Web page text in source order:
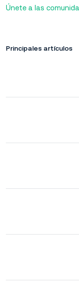
Únete a las
Principales artículos